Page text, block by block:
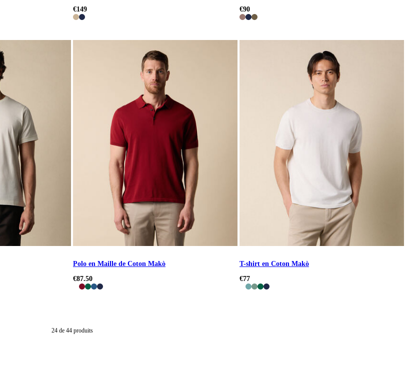
€149
€90
Polo en Maille de Coton Makò
€87.50
T-shirt en Coton Makò
€77
24de 44produits